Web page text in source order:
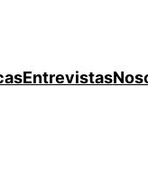
Entrevistas